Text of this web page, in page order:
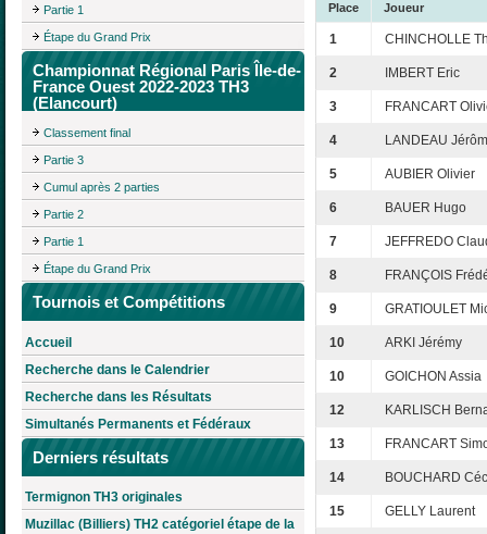
Partie 1
Étape du Grand Prix
Championnat Régional Paris Île-de-
France Ouest 2022-2023 TH3
(Elancourt)
Classement final
Partie 3
Cumul après 2 parties
Partie 2
Partie 1
Étape du Grand Prix
Tournois et Compétitions
Accueil
Recherche dans le Calendrier
Recherche dans les Résultats
Simultanés Permanents et Fédéraux
Derniers résultats
Termignon TH3 originales
Muzillac (Billiers) TH2 catégoriel étape de la
Place Joueur
1 CHINCHOLLE
2 IMBERT Eric
3 FRANCART
4 LANDEAU
5 AUBIER Olivier
6 BAUER Hugo
7 JEFFREDO
8 FRANÇOIS
9 GRATIOULET
10 ARKI Jérémy
10 GOICHON Assia
12 KARLISCH
13 FRANCART
14 BOUCHARD
15 GELLY Laurent